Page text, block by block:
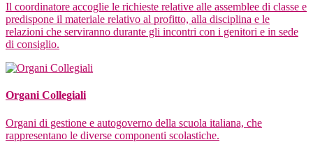
Il coordinatore accoglie le richieste relative alle assemblee di classe e
predispone il materiale relativo al profitto, alla disciplina e le
relazioni che serviranno durante gli incontri con i genitori e in sede
di consiglio.
Organi Collegiali
Organi di gestione e autogoverno della scuola italiana, che
rappresentano le diverse componenti scolastiche.